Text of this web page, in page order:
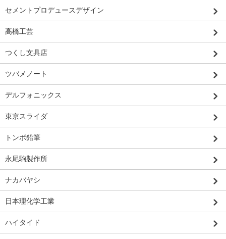
セメントプロデュースデザイン
高橋工芸
つくし文具店
ツバメノート
デルフォニックス
東京スライダ
トンボ鉛筆
永尾駒製作所
ナカバヤシ
日本理化学工業
ハイタイド